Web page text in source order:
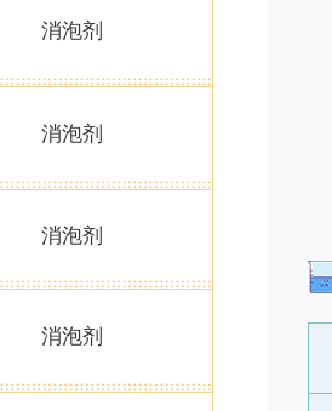
消泡剂
消泡剂
消泡剂
消泡剂